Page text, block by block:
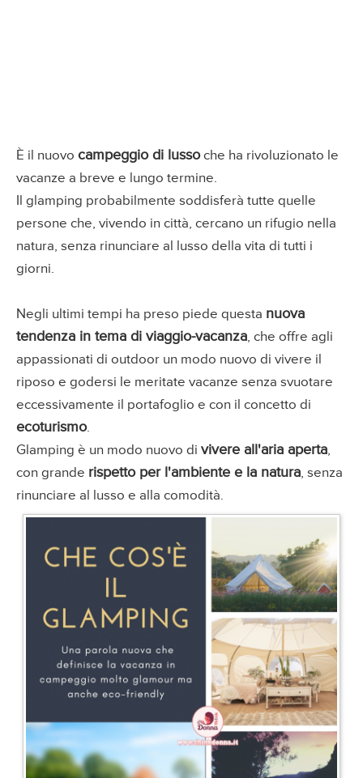
È il nuovo campeggio di lussoche ha rivoluzionato le
vacanze a breve e lungo termine.
Il glamping probabilmente soddisferà tutte quelle
persone che, vivendo in città, cercano un rifugio nella
natura, senza rinunciare al lusso della vita di tutti i
giorni.
Negli ultimi tempi ha preso piede questa nuova
tendenza in tema di viaggio-vacanza, che offre agli
appassionati di outdoor un modo nuovo di vivere il
riposo e godersi le meritate vacanze senza svuotare
eccessivamente il portafoglio e con il concetto di
ecoturismo.
Glamping è un modo nuovo di vivere all'aria aperta,
con grande rispetto per l'ambiente e la natura, senza
rinunciare al lusso e alla comodità.